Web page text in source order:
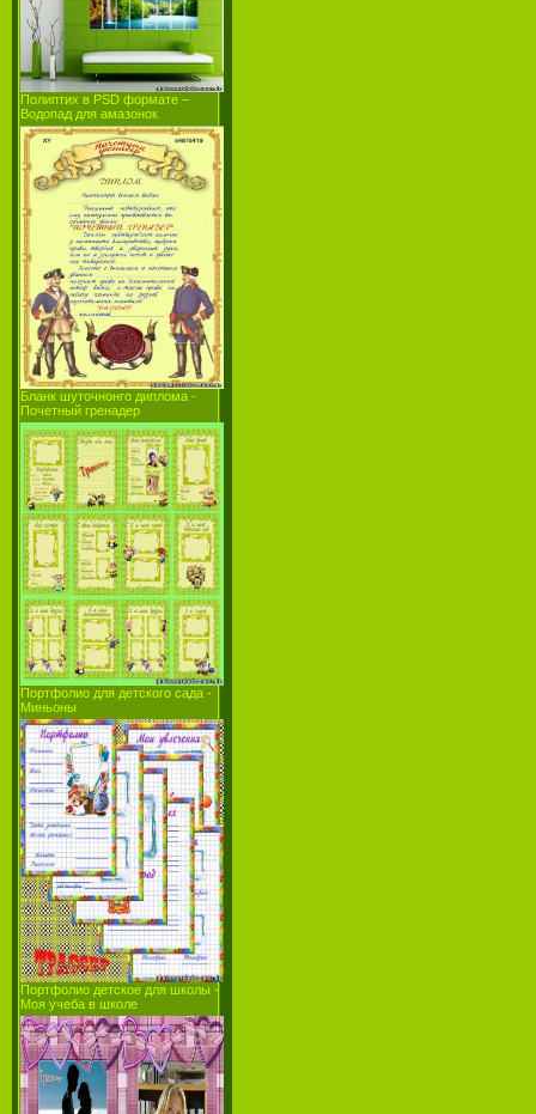
Полиптих в PSD формате –
Водопад для амазонок
Бланк шуточнонго диплома -
Почетный гренадер
Портфолио для детского сада -
Миньоны
Портфолио детское для школы -
Моя учеба в школе